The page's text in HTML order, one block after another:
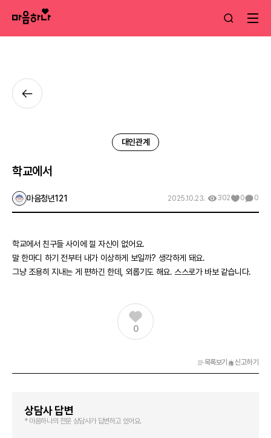
대인관계
학교에서
마음청년121 2025.10.23. 302 0 0
학교에서 친구들 사이에 낄 자신이 없어요.
말 한마디 하기 전부터 내가 이상하게 보일까? 생각하게 돼요.
그냥 조용히 지내는 게 편하긴 한데, 외롭기도 해요. 스스로가 바보 같습니다.
0
목록보기 신고하기
상담사 답변
* 마음하나의 전문 상담사가 답변하고 있어요.